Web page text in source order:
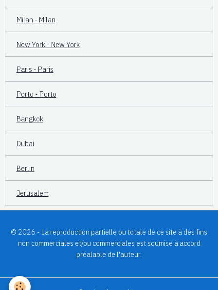
Milan - Milan
New York - New York
Paris - Paris
Porto - Porto
Bangkok
Dubai
Berlin
Jerusalem
© 2026 - La reproduction partielle ou totale de ce site à des fins
non commerciales et/ou commerciales est soumise à accord
préalable de l'auteur.